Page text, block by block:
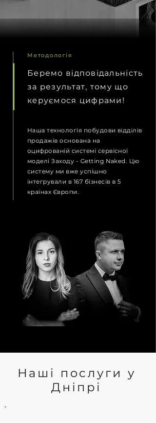
Методологія
Беремо відповідальність
за результат, тому що
керуємося цифрами!
Наша технологія побудови відділів
продажів основана на
оцифрованій системі сервісної
моделі Заходу - Getting Naked. Цю
систему ми вже успішно
інтегрували в 167 бізнесів в 5
країнах Європи.
Наші послуги у
Дніпрі